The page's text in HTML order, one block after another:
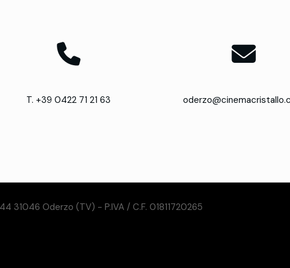
T. +39 0422 71 21 63
31046 Oderzo (TV) - P.IVA / C.F. 01811720265